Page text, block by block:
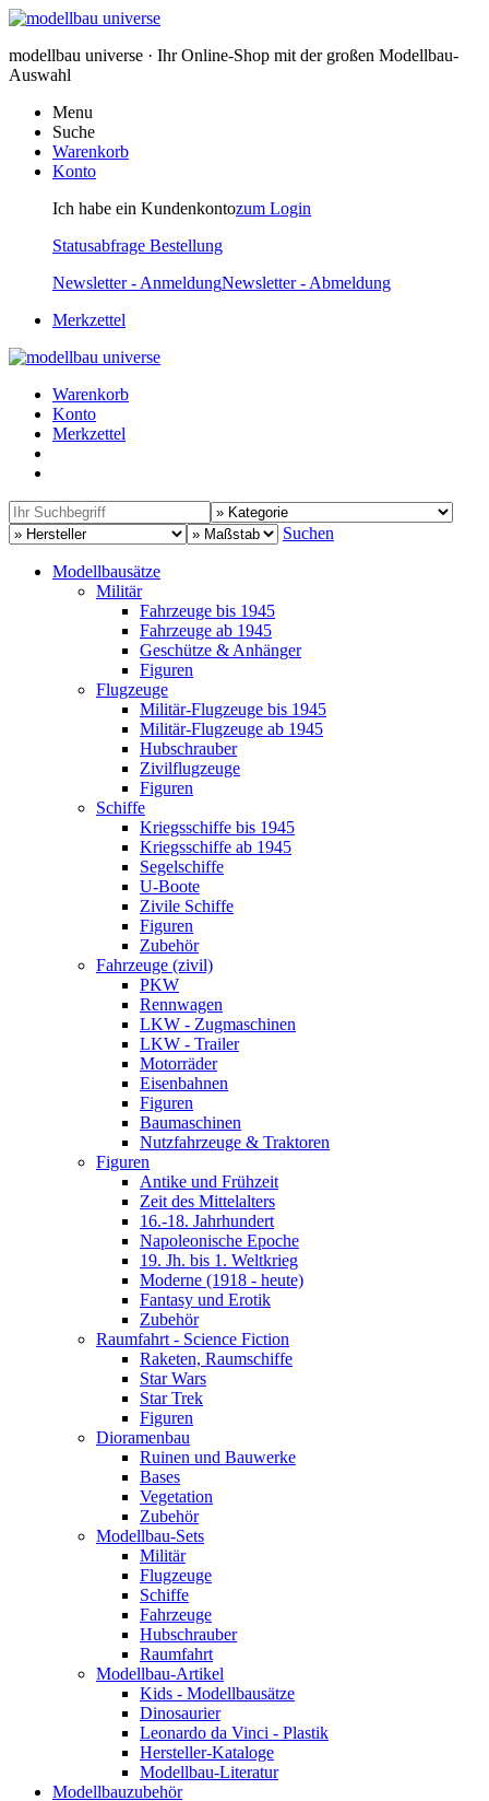
modellbau universe · Ihr Online-Shop mit der großen Modellbau-
Auswahl
Menu
Suche
Warenkorb
Konto
Ich habe ein Kundenkontozum Login
Statusabfrage Bestellung
Newsletter - AnmeldungNewsletter - Abmeldung
Merkzettel
Warenkorb
Konto
Merkzettel
Suchen
Modellbausätze
Militär
Fahrzeuge bis 1945
Fahrzeuge ab 1945
Geschütze & Anhänger
Figuren
Flugzeuge
Militär-Flugzeuge bis 1945
Militär-Flugzeuge ab 1945
Hubschrauber
Zivilflugzeuge
Figuren
Schiffe
Kriegsschiffe bis 1945
Kriegsschiffe ab 1945
Segelschiffe
U-Boote
Zivile Schiffe
Figuren
Zubehör
Fahrzeuge (zivil)
PKW
Rennwagen
LKW - Zugmaschinen
LKW - Trailer
Motorräder
Eisenbahnen
Figuren
Baumaschinen
Nutzfahrzeuge & Traktoren
Figuren
Antike und Frühzeit
Zeit des Mittelalters
16.-18. Jahrhundert
Napoleonische Epoche
19. Jh. bis 1. Weltkrieg
Moderne (1918 - heute)
Fantasy und Erotik
Zubehör
Raumfahrt - Science Fiction
Raketen, Raumschiffe
Star Wars
Star Trek
Figuren
Dioramenbau
Ruinen und Bauwerke
Bases
Vegetation
Zubehör
Modellbau-Sets
Militär
Flugzeuge
Schiffe
Fahrzeuge
Hubschrauber
Raumfahrt
Modellbau-Artikel
Kids - Modellbausätze
Dinosaurier
Leonardo da Vinci - Plastik
Hersteller-Kataloge
Modellbau-Literatur
Modellbauzubehör